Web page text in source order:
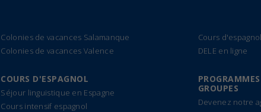
Colonies de vacances Salamanque
Colonies de vacances Valence
COURS D'ESPAGNOL
Séjour linguistique en Espagne
Cours intensif espagnol
Cours
DELE en ligne
GROUPES
Devenez notre